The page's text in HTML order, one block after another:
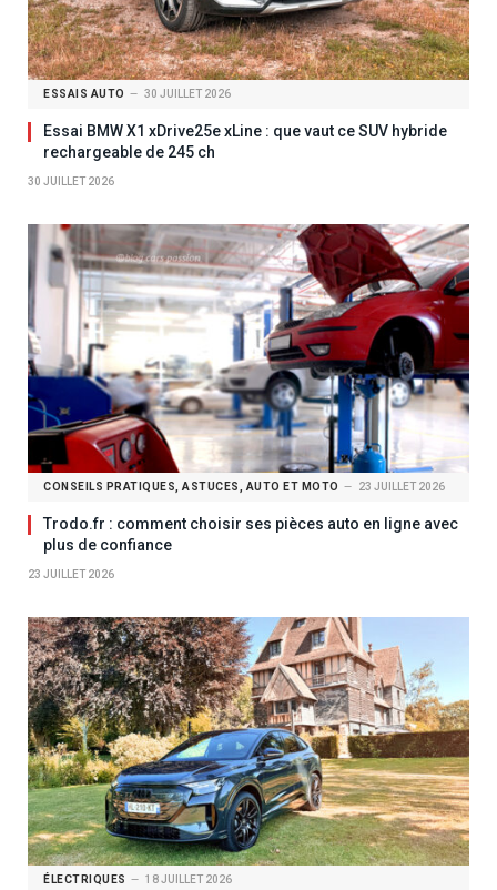
ESSAIS AUTO 30 JUILLET 2026
Essai BMW X1 xDrive25e xLine : que vaut ce SUV hybride
rechargeable de 245 ch
30 JUILLET 2026
CONSEILS PRATIQUES, ASTUCES, AUTO ET MOTO 23 JUILLET 2026
Trodo.fr : comment choisir ses pièces auto en ligne avec
plus de confiance
23 JUILLET 2026
ÉLECTRIQUES 18 JUILLET 2026